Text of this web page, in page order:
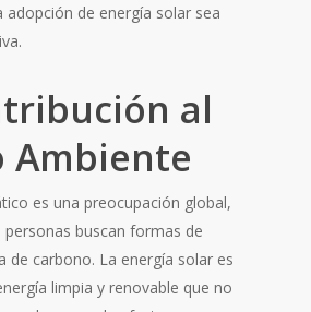
adopción de energía solar sea
al
Ambiente
es una preocupación global,
personas buscan formas de
de carbono. La energía solar es
limpia y renovable que no